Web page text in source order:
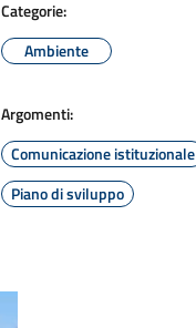
Categorie:
Ambiente
Argomenti:
Comunicazione istituzionale
Piano di sviluppo